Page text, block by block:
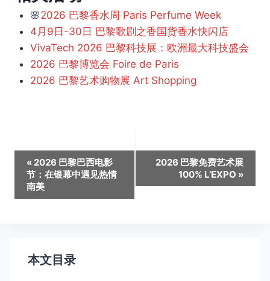
🌸2026 巴黎香水周 Paris Perfume Week
4月9日-30日 巴黎歌剧之香国货香水快闪店
VivaTech 2026 巴黎科技展：欧洲最大科技盛会
2026 巴黎博览会 Foire de Paris
2026 巴黎艺术购物展 Art Shopping
活
动
导
« 2026 巴黎巴西电影
节：在银幕中遇见热情
南美
2026 巴黎免费艺术展
100% L’EXPO »
本文目录